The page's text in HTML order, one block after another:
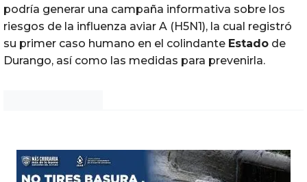
podría generar una campaña informativa sobre los
riesgos de la influenza aviar A (H5N1), la cual registró
su primer caso humano en el colindante Estado de
Durango, así como las medidas para prevenirla.